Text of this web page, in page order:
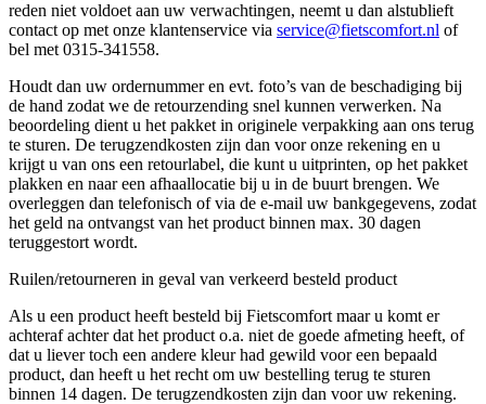
reden niet voldoet aan uw verwachtingen, neemt u dan alstublieft
contact op met onze klantenservice via service@fietscomfort.nl of
bel met 0315-341558.
Houdt dan uw ordernummer en evt. foto’s van de beschadiging bij
de hand zodat we de retourzending snel kunnen verwerken. Na
beoordeling dient u het pakket in originele verpakking aan ons terug
te sturen. De terugzendkosten zijn dan voor onze rekening en u
krijgt u van ons een retourlabel, die kunt u uitprinten, op het pakket
plakken en naar een afhaallocatie bij u in de buurt brengen. We
overleggen dan telefonisch of via de e-mail uw bankgegevens, zodat
het geld na ontvangst van het product binnen max. 30 dagen
teruggestort wordt.
Ruilen/retourneren in geval van verkeerd besteld product
Als u een product heeft besteld bij Fietscomfort maar u komt er
achteraf achter dat het product o.a. niet de goede afmeting heeft, of
dat u liever toch een andere kleur had gewild voor een bepaald
product, dan heeft u het recht om uw bestelling terug te sturen
binnen 14 dagen. De terugzendkosten zijn dan voor uw rekening.